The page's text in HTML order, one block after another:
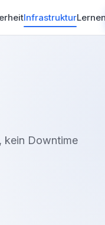
InfrastrukturLernen
kein Downtime